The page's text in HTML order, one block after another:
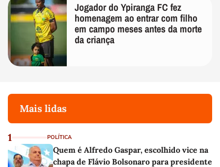
Jogador do Ypiranga FC fez
homenagem ao entrar com filho
em campo meses antes da morte
da criança
Mais lidas
1 POLÍTICA
Quem é Alfredo Gaspar, escolhido vice na
chapa de Flávio Bolsonaro para presidente